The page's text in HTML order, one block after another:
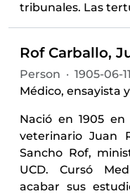
tribunales. Las
Rof Carballo,
Person · 1905-06-
Médico, ensayista
Nació en 1905
veterinario Juan
Sancho Rof,
UCD. Cursó
acabar sus